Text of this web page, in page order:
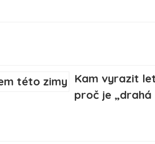
Kam vyrazit
proč je „drahá